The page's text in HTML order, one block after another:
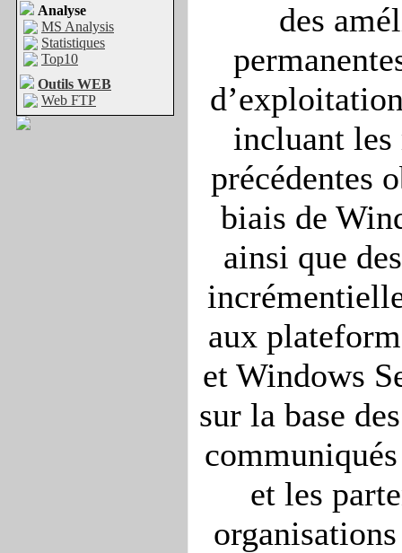
Analyse
MS Analysis
Statistiques
Top10
Outils WEB
Web FTP
des
incluant les
précédentes
biais de
ainsi que
aux
et Windows
sur la base
et les